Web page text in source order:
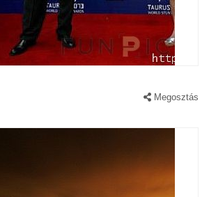
Megosztás